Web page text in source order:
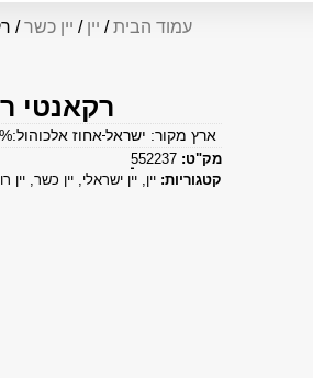
עמוד הבית/ יין / יין כשר/
רקאנטי
ארץ מקור: ישראלאחוז אלכוהול:14.5%
מק"ט:552237
קטגוריות: יין ,יין ישראלי ,יין כשר ,יין